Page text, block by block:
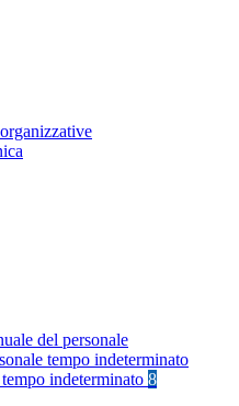
del personale
tempo indeterminato
indeterminato 8